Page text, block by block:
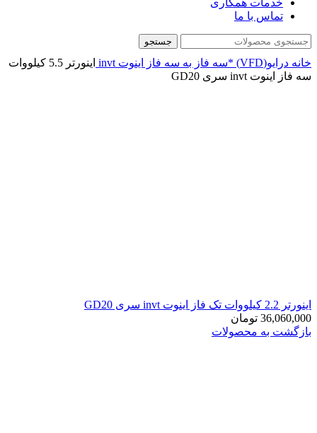
خدمات همکاری
تماس با ما
جستجو
خانه درایو(VFD) *سه فاز به سه فاز اینوت invt
اينورتر 5.5 کیلووات
سه فاز اینوت invt سری GD20
اينورتر 2.2 کیلووات تک فاز اینوت invt سری GD20
36,060,000 تومان
بازگشت به محصولات